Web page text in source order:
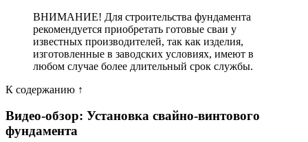
ВНИМАНИЕ! Для строительства фундамента
рекомендуется приобретать готовые сваи у
известных производителей, так как изделия,
изготовленные в заводских условиях, имеют в
любом случае более длительный срок службы.
К содержанию ↑
Видео-обзор: Установка свайно-винтового
фундамента